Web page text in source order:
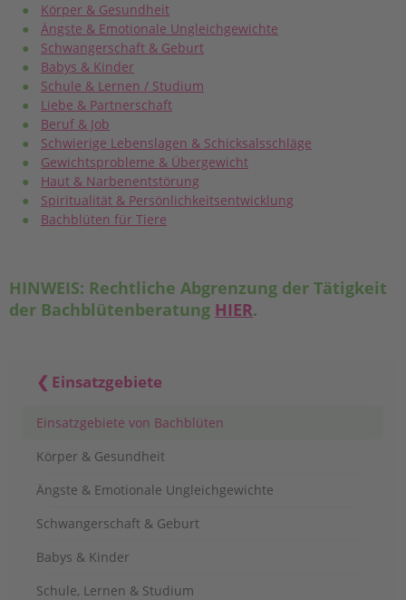
Körper & Gesundheit
Ängste & Emotionale Ungleichgewichte
Schwangerschaft & Geburt
Babys & Kinder
Schule & Lernen / Studium
Liebe & Partnerschaft
Beruf & Job
Schwierige Lebenslagen & Schicksalsschläge
Gewichtsprobleme & Übergewicht
Haut & Narbenentstörung
Spiritualität & Persönlichkeitsentwicklung
Bachblüten für Tiere
HINWEIS: Rechtliche Abgrenzung der Tätigkeit
der Bachblütenberatung HIER.
Einsatzgebiete
Einsatzgebiete von Bachblüten
Körper & Gesundheit
Ängste & Emotionale Ungleichgewichte
Schwangerschaft & Geburt
Babys & Kinder
Schule, Lernen & Studium